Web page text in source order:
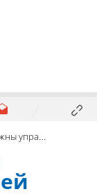
операцией